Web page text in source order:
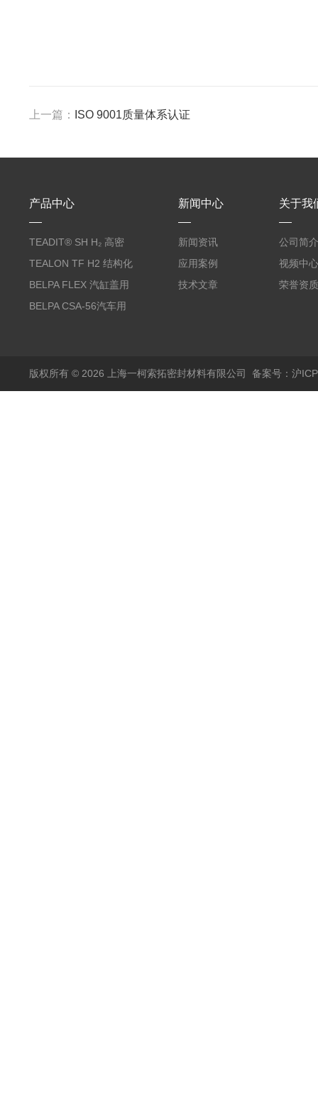
上一篇： ISO 9001质量体系认证
产品中心
TEADIT® SH H₂ 高密
度纯PTFE垫片
TEALON TF H2 结构化
PTFE垫片
BELPA FLEX 汽缸盖用
无石棉金属增强密封垫
BELPA CSA-56汽车用
新闻中心
新闻资讯
应用案例
技术文章
关于我
公司简介
视频中心
荣誉资质
版权所有 © 2026 上海一柯索拓密封材料有限公司 备案号：沪